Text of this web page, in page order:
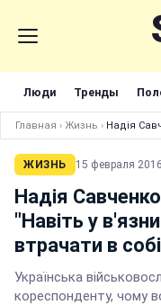
Люди Тренды
Главная › Жизнь › Надія
ЖИЗНЬ 15 февраля
Надія
"Навіть у
втрачати в
Українська
кореспонденту, чому